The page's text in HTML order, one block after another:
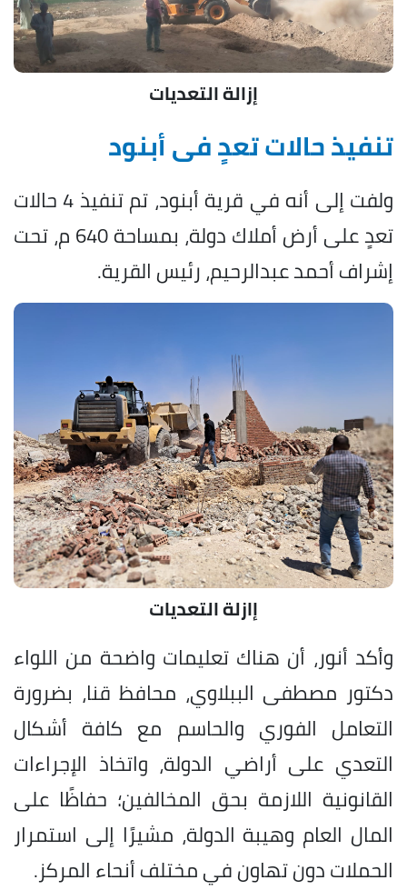
إزالة التعديات
تنفيذ حالات تعدٍ فى أبنود
ولفت إلى أنه في قرية أبنود، تم تنفيذ 4 حالات
تعدٍ على أرض أملاك دولة، بمساحة 640 م، تحت
إشراف أحمد عبدالرحيم، رئيس القرية.
إازلة التعديات
وأكد أنور، أن هناك تعليمات واضحة من اللواء
دكتور مصطفى الببلاوي، محافظ قنا، بضرورة
التعامل الفوري والحاسم مع كافة أشكال
التعدي على أراضي الدولة، واتخاذ الإجراءات
القانونية اللازمة بحق المخالفين؛ حفاظًا على
المال العام وهيبة الدولة، مشيرًا إلى استمرار
الحملات دون تهاون في مختلف أنحاء المركز.